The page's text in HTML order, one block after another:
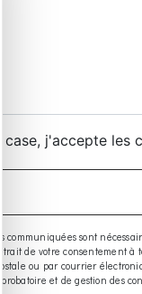
case, j'accepte
sont
de votre consentement
ou par courrier
et de gestion des